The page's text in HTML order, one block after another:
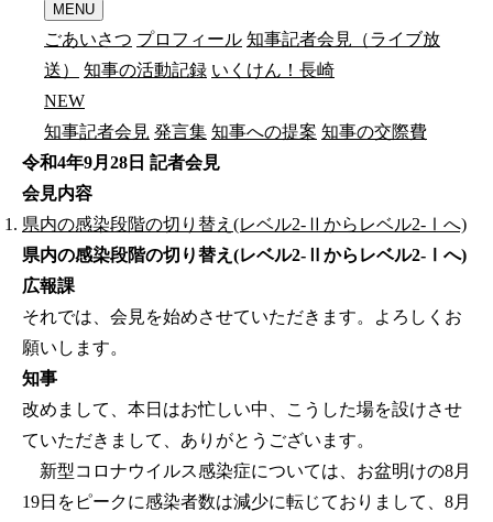
MENU
ごあいさつ プロフィール 知事記者会見（ライブ放
送）
知事の活動記録 いくけん！長崎
NEW
知事記者会見 発言集 知事への提案 知事の交際費
令和4年9月28日 記者会見
会見内容
県内の感染段階の切り替え(レベル2-Ⅱからレベル2-Ⅰへ)
県内の感染段階の切り替え(レベル2-Ⅱからレベル2-Ⅰへ)
広報課
それでは、会見を始めさせていただきます。よろしくお
願いします。
知事
改めまして、本日はお忙しい中、こうした場を設けさせ
ていただきまして、ありがとうございます。
新型コロナウイルス感染症については、お盆明けの8月
19日をピークに感染者数は減少に転じておりまして、8月